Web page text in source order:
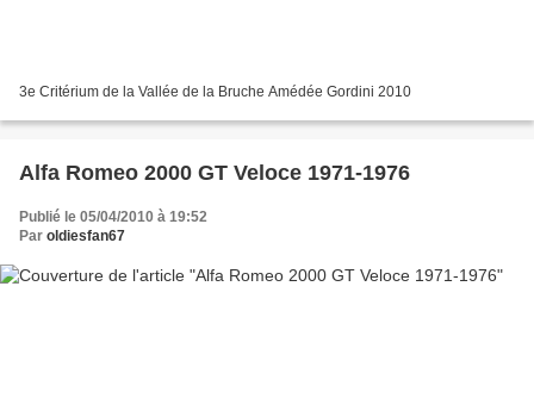
3e Critérium de la Vallée de la Bruche Amédée Gordini 2010
Alfa Romeo 2000 GT Veloce 1971-1976
Publié le 05/04/2010 à 19:52
Par oldiesfan67